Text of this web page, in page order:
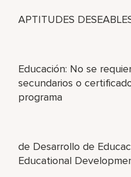
APTITUDES
Educación: No se
secundarios o
programa
de Desarrollo de
Educational